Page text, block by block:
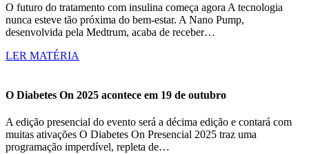
O futuro do tratamento com insulina começa agora A tecnologia
nunca esteve tão próxima do bem-estar. A Nano Pump,
desenvolvida pela Medtrum, acaba de receber…
LER MATÉRIA
O Diabetes On 2025 acontece em 19 de outubro
A edição presencial do evento será a décima edição e contará com
muitas ativações O Diabetes On Presencial 2025 traz uma
programação imperdível, repleta de…